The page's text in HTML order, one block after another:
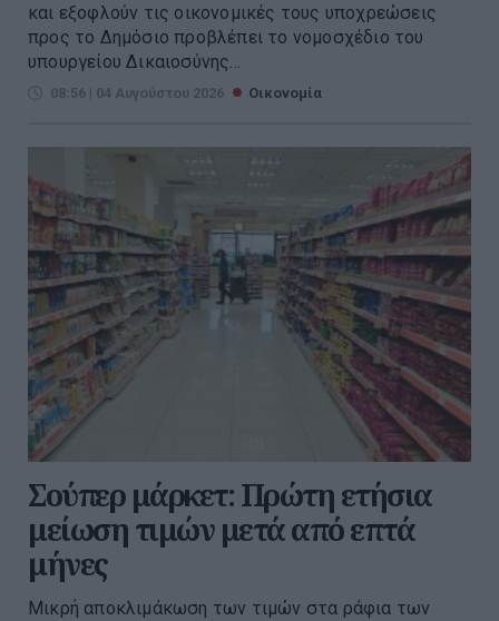
και εξοφλούν τις οικονομικές τους υποχρεώσεις
προς το Δημόσιο προβλέπει το νομοσχέδιο του
υπουργείου Δικαιοσύνης...
08:56 | 04 Αυγούστου 2026 Οικονομία
Σούπερ μάρκετ: Πρώτη ετήσια
μείωση τιμών μετά από επτά
μήνες
Μικρή αποκλιμάκωση των τιμών στα ράφια των